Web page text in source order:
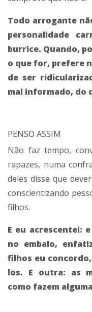
Todo arrogante
personalidade
burrice. Quando,
o que for, prefere
de ser
mal informado, do
PENSO ASSIM
Não faz tempo,
rapazes, numa
deles disse que
conscientizando
filhos.
E eu acrescentei:
no embalo,
filhos eu
los. E outra: as
como fazem